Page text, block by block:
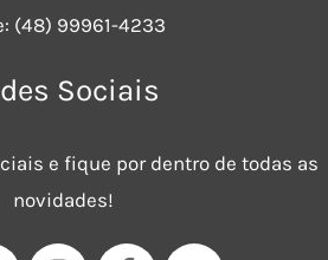
(48) 99961-4233
Sociais
e fique por dentro de todas as
novidades!